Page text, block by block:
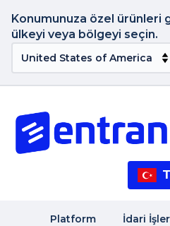
Konumunuza özel ürünleri
ülkeyi veya bölgeyi seçin.
Platform İdari İşler